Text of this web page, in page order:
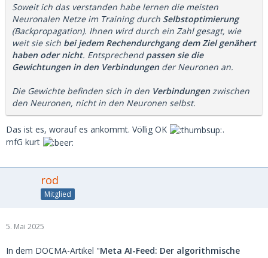
Soweit ich das verstanden habe lernen die meisten
Neuronalen Netze im Training durch Selbstoptimierung
(Backpropagation). Ihnen wird durch ein Zahl gesagt, wie
weit sie sich bei jedem Rechendurchgang dem Ziel genähert
haben oder nicht. Entsprechend passen sie die
Gewichtungen in den Verbindungen der Neuronen an.
Die Gewichte befinden sich in den Verbindungen zwischen
den Neuronen, nicht in den Neuronen selbst.
Das ist es, worauf es ankommt. Völlig OK
.
mfG kurt
rod
Mitglied
5. Mai 2025
In dem DOCMA-Artikel "Meta AI-Feed: Der algorithmische